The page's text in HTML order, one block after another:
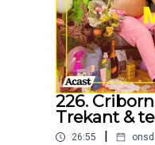
226.
Trekant &
26:55 |